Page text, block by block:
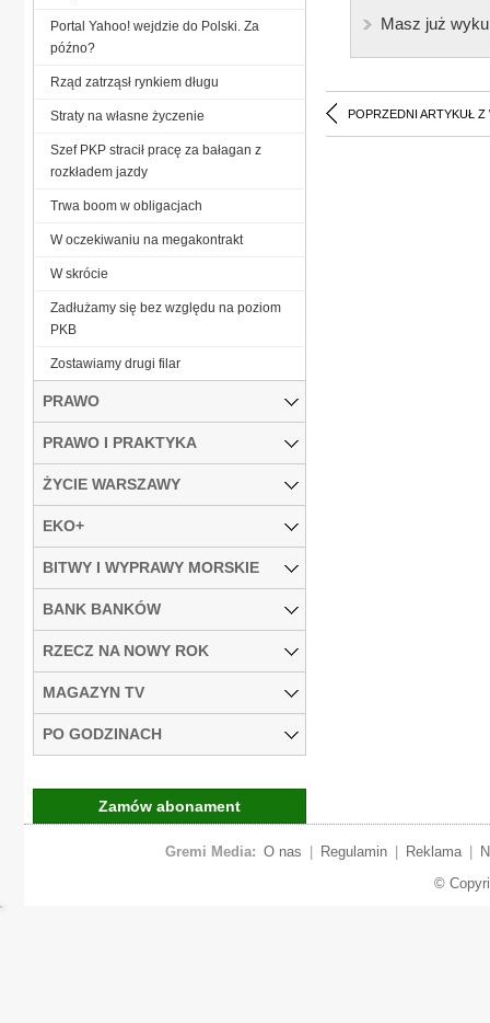
Masz już
POPRZEDNI ARTYKUŁ Z
Portal Yahoo! wejdzie do Polski. Za
późno?
Rząd zatrząsł rynkiem długu
Straty na własne życzenie
Szef PKP stracił pracę za bałagan z
rozkładem jazdy
Trwa boom w obligacjach
W oczekiwaniu na megakontrakt
W skrócie
Zadłużamy się bez względu na poziom
PKB
Zostawiamy drugi filar
PRAWO
PRAWO I PRAKTYKA
ŻYCIE WARSZAWY
EKO+
BITWY I WYPRAWY MORSKIE
BANK BANKÓW
RZECZ NA NOWY ROK
MAGAZYN TV
PO GODZINACH
Zamów abonament
Gremi Media: O nas Regulamin Reklama
©